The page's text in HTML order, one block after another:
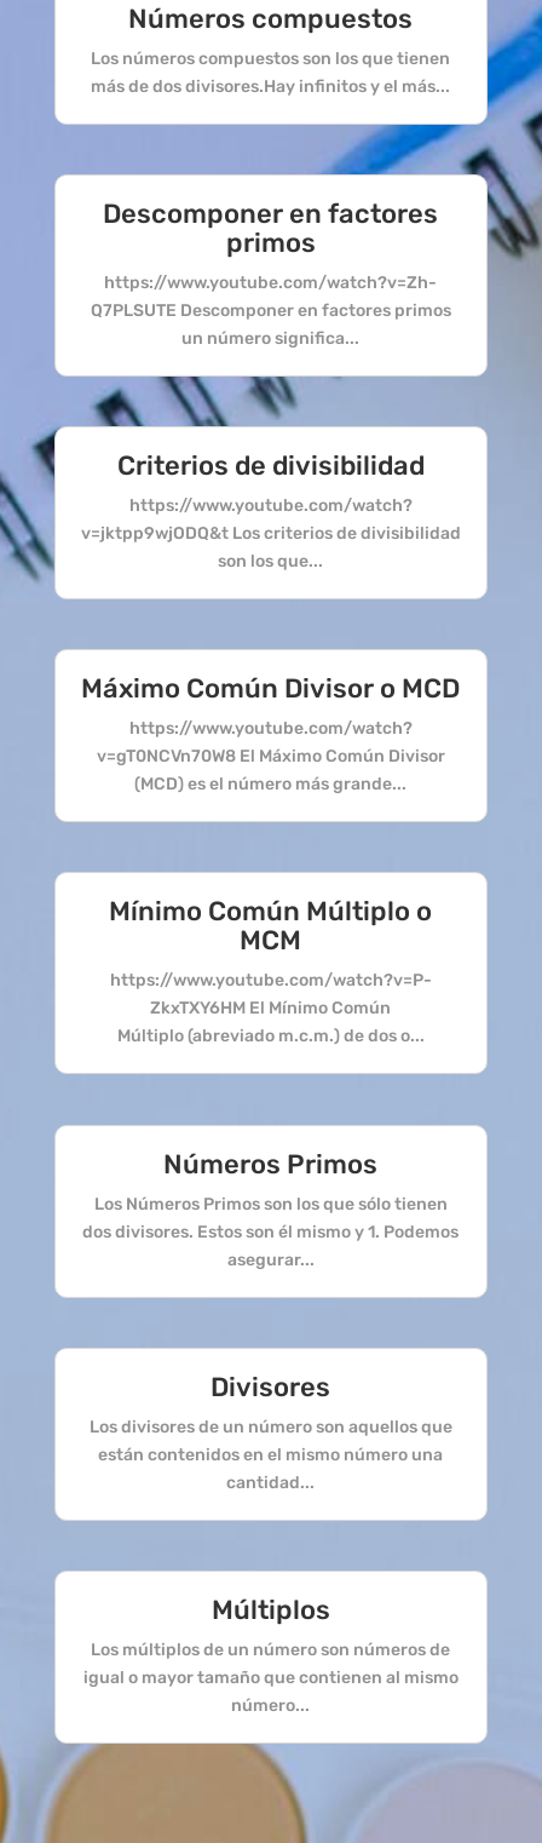
Números compuestos
Los números compuestos son los que tienen
más de dos divisores.Hay infinitos y el más...
Descomponer en factores
primos
https://www.youtube.com/watch?v=Zh-
Q7PLSUTE Descomponer en factores primos
un número significa...
Criterios de divisibilidad
https://www.youtube.com/watch?
v=jktpp9wjODQ&t Los criterios de divisibilidad
son los que...
Máximo Común Divisor o MCD
https://www.youtube.com/watch?
v=gT0NCVn70W8 El Máximo Común Divisor
(MCD) es el número más grande...
Mínimo Común Múltiplo o
MCM
https://www.youtube.com/watch?v=P-
ZkxTXY6HM El Mínimo Común
Múltiplo (abreviado m.c.m.) de dos o...
Números Primos
Los Números Primos son los que sólo tienen
dos divisores. Estos son él mismo y 1. Podemos
asegurar...
Divisores
Los divisores de un número son aquellos que
están contenidos en el mismo número una
cantidad...
Múltiplos
Los múltiplos de un número son números de
igual o mayor tamaño que contienen al mismo
número...